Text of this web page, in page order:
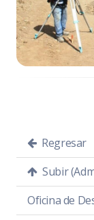
Regresar
Subir
Oficina de